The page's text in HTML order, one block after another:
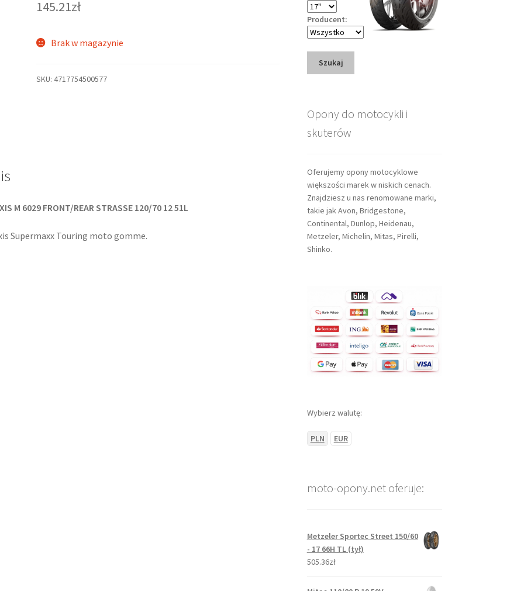
145.21zł
Brak w magazynie
SKU:4717754500577
M 6029 FRONT/REAR STRASSE 120/70 12 51L
Supermaxx Touring moto gomme.
Producent:
Szukaj
Opony do motocykli i
skuterów
Oferujemy opony motocyklowe
większości marek w niskich cenach.
Znajdziesz u nas renomowane marki,
takie jak Avon, Bridgestone,
Continental, Dunlop, Heidenau,
Metzeler, Michelin, Mitas, Pirelli,
Shinko.
Wybierz walutę:
PLN EUR
moto-opony.net oferuje:
Metzeler Sportec Street 150/60
- 17 66H TL (tył)
505.36zł